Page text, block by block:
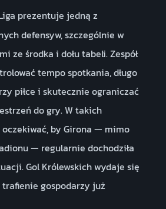
prezentuje jedną z
defensyw, szczególnie w
ze środka i dołu tabeli. Zespół
tempo spotkania, długo
piłce i skutecznie ograniczać
do gry. W takich
by Girona — mimo
— regularnie dochodziła
Gol Królewskich wydaje się
gospodarzy już